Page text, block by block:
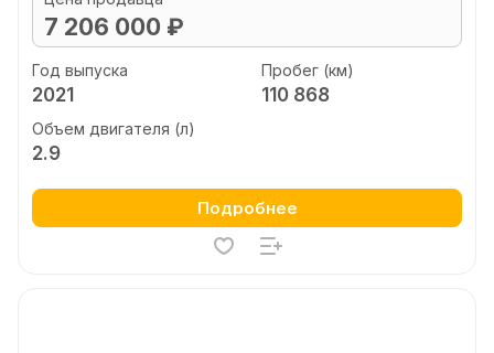
7 206 000 ₽
Год выпуска
2021
Пробег (км)
110 868
Объем двигателя (л)
2.9
Подробнее